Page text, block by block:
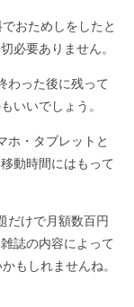
おためしをしたと
必要ありません。
わった後に残って
いいでしょう。
ホ・タブレットと
動時間にはもって
だけで月額数百円
誌の内容によって
もしれませんね。